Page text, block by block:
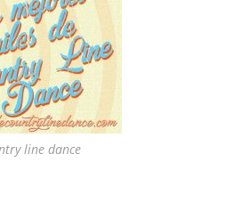
line dance